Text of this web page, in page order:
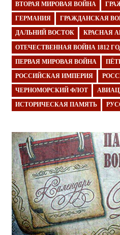
ВТОРАЯ МИРОВАЯ ВОЙНА
ГЕРМАНИЯ ГРАЖДАНСКАЯ
ДАЛЬНИЙ ВОСТОК КРАСНАЯ
ОТЕЧЕСТВЕННАЯ ВОЙНА 1812
ПЕРВАЯ МИРОВАЯ ВОЙНА
РОССИЙСКАЯ ИМПЕРИЯ
ЧЕРНОМОРСКИЙ ФЛОТ
ИСТОРИЧЕСКАЯ ПАМЯТЬ